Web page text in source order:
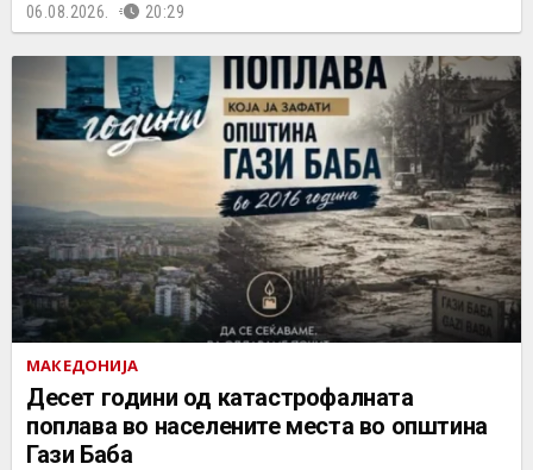
06.08.2026. 20:29
МАКЕДОНИЈА
Десет години од катастрофалната
поплава во населените места во општина
Гази Баба